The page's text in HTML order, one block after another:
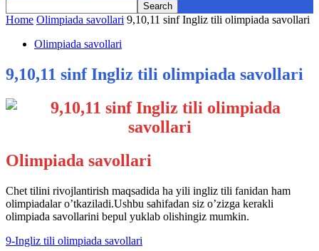
Home Olimpiada savollari 9,10,11 sinf Ingliz tili olimpiada savollari
Olimpiada savollari
9,10,11 sinf Ingliz tili olimpiada savollari
Olimpiada savollari
Chet tilini rivojlantirish maqsadida ha yili ingliz tili fanidan ham
olimpiadalar o’tkaziladi.Ushbu sahifadan siz o’zizga kerakli
olimpiada savollarini bepul yuklab olishingiz mumkin.
9-Ingliz tili olimpiada savollari